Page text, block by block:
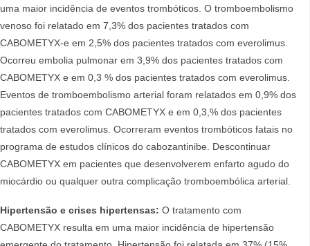
uma maior incidência de eventos trombóticos. O tromboembolismo
venoso foi relatado em 7,3% dos pacientes tratados com
CABOMETYX-e em 2,5% dos pacientes tratados com everolimus.
Ocorreu embolia pulmonar em 3,9% dos pacientes tratados com
CABOMETYX e em 0,3 % dos pacientes tratados com everolimus.
Eventos de tromboembolismo arterial foram relatados em 0,9% dos
pacientes tratados com CABOMETYX e em 0,3,% dos pacientes
tratados com everolimus. Ocorreram eventos trombóticos fatais no
programa de estudos clínicos do cabozantinibe. Descontinuar
CABOMETYX em pacientes que desenvolverem enfarto agudo do
miocárdio ou qualquer outra complicação tromboembólica arterial.
Hipertensão e crises hipertensas: O tratamento com
CABOMETYX resulta em uma maior incidência de hipertensão